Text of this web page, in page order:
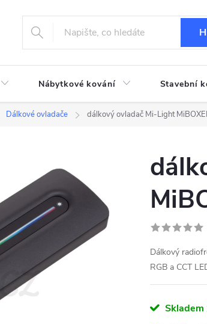
Nábytkové kování Stavební
Dálkové ovladače dálkový ovladač Mi-Light
Dálkový
RGB a CCT
Skladem